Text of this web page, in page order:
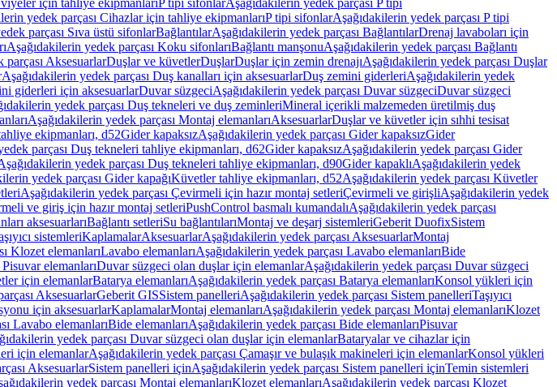
için tahliye ekipmanlarıP tipi sifonlarAşağıdakilerin yedek parçası P tipi
yedek parçası Cihazlar için tahliye ekipmanlarıP tipi sifonlarAşağıdakilerin yedek parçası P tipi
parçası Sıva üstü sifonlarBağlantılarAşağıdakilerin yedek parçası BağlantılarDrenaj lavaboları için
Aşağıdakilerin yedek parçası Koku sifonlarıBağlantı manşonuAşağıdakilerin yedek parçası Bağlantı
parçası AksesuarlarDuşlar ve küvetlerDuşlarDuşlar için zemin drenajıAşağıdakilerin yedek parçası Duşlar
Aşağıdakilerin yedek parçası Duş kanalları için aksesuarlarDuş zemini giderleriAşağıdakilerin yedek
giderleri için aksesuarlarDuvar süzgeciAşağıdakilerin yedek parçası Duvar süzgeciDuvar süzgeci
yedek parçası Duş tekneleri ve duş zeminleriMineral içerikli malzemeden üretilmiş duş
Aşağıdakilerin yedek parçası Montaj elemanlarıAksesuarlarDuşlar ve küvetler için sıhhi tesisat
ekipmanları, d52Gider kapaksızAşağıdakilerin yedek parçası Gider kapaksızGider
parçası Duş tekneleri tahliye ekipmanları, d62Gider kapaksızAşağıdakilerin yedek parçası Gider
yedek parçası Duş tekneleri tahliye ekipmanları, d90Gider kapaklıAşağıdakilerin yedek
yedek parçası Gider kapağıKüvetler tahliye ekipmanları, d52Aşağıdakilerin yedek parçası Küvetler
Aşağıdakilerin yedek parçası Çevirmeli için hazır montaj setleriÇevirmeli ve girişliAşağıdakilerin yedek
ve giriş için hazır montaj setleriPushControl basmalı kumandalıAşağıdakilerin yedek parçası
aksesuarlarıBağlantı setleriSu bağlantılarıMontaj ve deşarj sistemleriGeberit DuofixSistem
sistemleriKaplamalarAksesuarlarAşağıdakilerin yedek parçası AksesuarlarMontaj
Klozet elemanlarıLavabo elemanlarıAşağıdakilerin yedek parçası Lavabo elemanlarıBide
elemanlarıDuvar süzgeci olan duşlar için elemanlarAşağıdakilerin yedek parçası Duvar süzgeci
için elemanlarBatarya elemanlarıAşağıdakilerin yedek parçası Batarya elemanlarıKonsol yükleri için
AksesuarlarGeberit GISSistem panelleriAşağıdakilerin yedek parçası Sistem panelleriTaşıyıcı
için aksesuarlarKaplamalarMontaj elemanlarıAşağıdakilerin yedek parçası Montaj elemanlarıKlozet
Lavabo elemanlarıBide elemanlarıAşağıdakilerin yedek parçası Bide elemanlarıPisuvar
yedek parçası Duvar süzgeci olan duşlar için elemanlarBataryalar ve cihazlar için
için elemanlarAşağıdakilerin yedek parçası Çamaşır ve bulaşık makineleri için elemanlarKonsol yükleri
AksesuarlarSistem panelleri içinAşağıdakilerin yedek parçası Sistem panelleri içinTemin sistemleri
yedek parçası Montaj elemanlarıKlozet elemanlarıAşağıdakilerin yedek parçası Klozet